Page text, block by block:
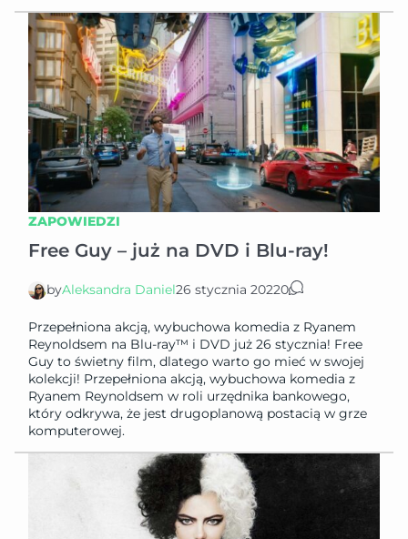
ZAPOWIEDZI
Free Guy – już na DVD i Blu-ray!
byAleksandra Daniel26 stycznia 20220
Przepełniona akcją, wybuchowa komedia z Ryanem
Reynoldsem na Blu-ray™ i DVD już 26 stycznia! Free
Guy to świetny film, dlatego warto go mieć w swojej
kolekcji! Przepełniona akcją, wybuchowa komedia z
Ryanem Reynoldsem w roli urzędnika bankowego,
który odkrywa, że jest drugoplanową postacią w grze
komputerowej.